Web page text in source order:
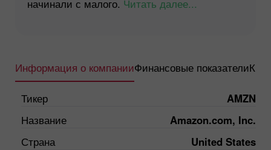
начинали с малого. Читать далее...
Информация о компанииФинансовые показатели
Тикер
AMZN
Название
Amazon.com, Inc.
Страна
United States